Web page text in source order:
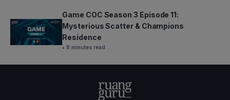
Game COC Season 3 Episode 11:
Mysterious Scatter & Champions
Residence
• 8 minutes read